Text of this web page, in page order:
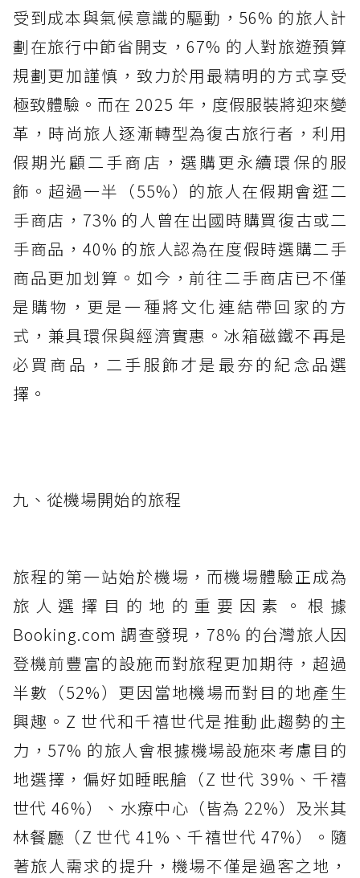
受到成本與氣候意識的驅動，56% 的旅人計
劃在旅行中節省開支，67% 的人對旅遊預算
規劃更加謹慎，致力於用最精明的方式享受
極致體驗。而在 2025 年，度假服裝將迎來變
革，時尚旅人逐漸轉型為復古旅行者，利用
假期光顧二手商店，選購更永續環保的服
飾。超過一半（55%）的旅人在假期會逛二
手商店，73% 的人曾在出國時購買復古或二
手商品，40% 的旅人認為在度假時選購二手
商品更加划算。如今，前往二手商店已不僅
是購物，更是一種將文化連結帶回家的方
式，兼具環保與經濟實惠。冰箱磁鐵不再是
必買商品，二手服飾才是最夯的紀念品選
擇。
九、從機場開始的旅程
旅程的第一站始於機場，而機場體驗正成為
旅人選擇目的地的重要因素。根據
Booking.com 調查發現，78% 的台灣旅人因
登機前豐富的設施而對旅程更加期待，超過
半數（52%）更因當地機場而對目的地產生
興趣。Z 世代和千禧世代是推動此趨勢的主
力，57% 的旅人會根據機場設施來考慮目的
地選擇，偏好如睡眠艙（Z 世代 39%、千禧
世代 46%）、水療中心（皆為 22%）及米其
林餐廳（Z 世代 41%、千禧世代 47%）。隨
著旅人需求的提升，機場不僅是過客之地，